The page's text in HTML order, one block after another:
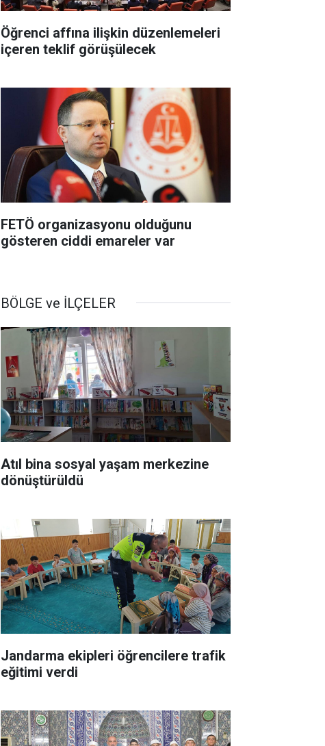
Öğrenci affına ilişkin düzenlemeleri
içeren teklif görüşülecek
FETÖ organizasyonu olduğunu
gösteren ciddi emareler var
BÖLGE ve İLÇELER
Atıl bina sosyal yaşam merkezine
dönüştürüldü
Jandarma ekipleri öğrencilere trafik
eğitimi verdi